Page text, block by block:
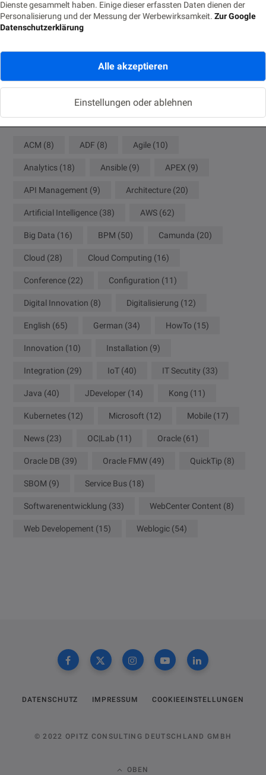
Dienste gesammelt haben. Einige dieser erfassten Daten dienen der
Personalisierung und der Messung der Werbewirksamkeit. Zur Google
Datenschutzerklärung
Alle akzeptieren
Einstellungen oder ablehnen
18. JUNI 2026
ACM (8) ADF (8) Agile (10)
Analytics (18) Ansible (9) APEX (9)
API Management (9) Architecture (20)
Artificial Intelligence (38) AWS (62)
Big Data (16) BPM (50) Camunda (20)
Cloud (28) Cloud Computing (16)
Conference (22) Configuration (11)
Digital Innovation (8) Digitalisierung (12)
English (65) German (34) HowTo (15)
Innovation (10) Installation (9)
Integration (29) IoT (40) IT Secutity (33)
Java (40) JDeveloper (14) Kong (11)
Kubernetes (12) Microsoft (12) Mobile (17)
News (23) OC|Lab (11) Oracle (61)
Oracle DB (39) Oracle FMW (49) QuickTip (8)
SBOM (9) Service Bus (18)
Softwarenentwicklung (33) WebCenter Content (8)
Web Developement (15) Weblogic (54)
DATENSCHUTZ IMPRESSUM COOKIEEINSTELLUNGEN
© 2022 OPITZ CONSULTING DEUTSCHLAND GMBH
OBEN